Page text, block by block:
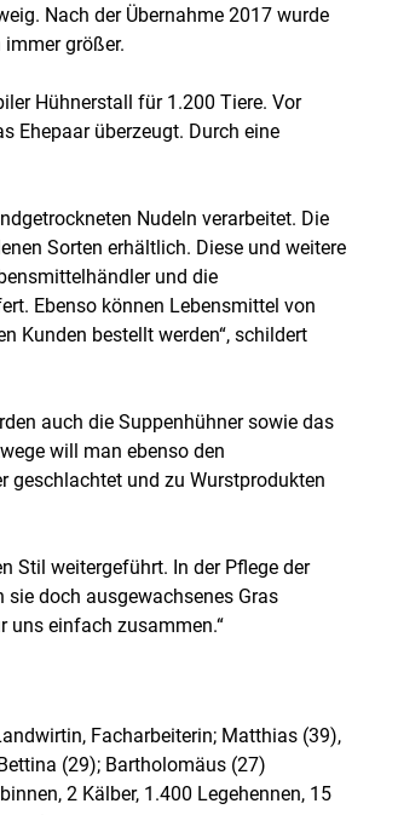
Nach der Übernahme 2017 wurde
größer.
Hühnerstall für 1.200 Tiere. Vor
Ehepaar überzeugt. Durch eine
Nudeln verarbeitet. Die
Sorten erhältlich. Diese und weitere
und die
Ebenso können Lebensmittel von
Kunden bestellt werden“, schildert
auch die Suppenhühner sowie das
will man ebenso den
geschlachtet und zu Wurstprodukten
Stil weitergeführt. In der Pflege der
sie doch ausgewachsenes Gras
uns einfach zusammen.“
Facharbeiterin; Matthias (39),
(29); Bartholomäus (27)
2 Kälber, 1.400 Legehennen, 15